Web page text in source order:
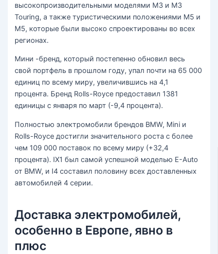
высокопроизводительными моделями M3 и M3
Touring, а также туристическими положениями M5 и
M5, которые были высоко спроектированы во всех
регионах.
Мини -бренд, который постепенно обновил весь
свой портфель в прошлом году, упал почти на 65 000
единиц по всему миру, увеличившись на 4,1
процента. Бренд Rolls-Royce предоставил 1381
единицы с января по март (-9,4 процента).
Полностью электромобили брендов BMW, Mini и
Rolls-Royce достигли значительного роста с более
чем 109 000 поставок по всему миру (+32,4
процента). IX1 был самой успешной моделью E-Auto
от BMW, и I4 составил половину всех доставленных
автомобилей 4 серии.
Доставка электромобилей,
особенно в Европе, явно в
плюс